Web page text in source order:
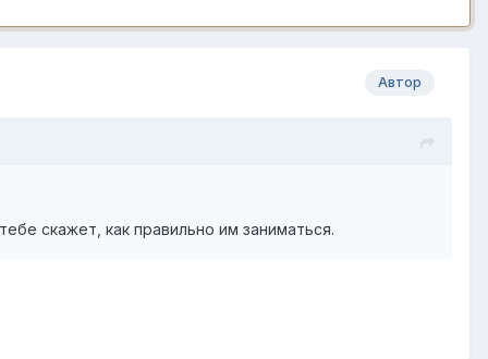
Автор
скажет, как правильно им заниматься.